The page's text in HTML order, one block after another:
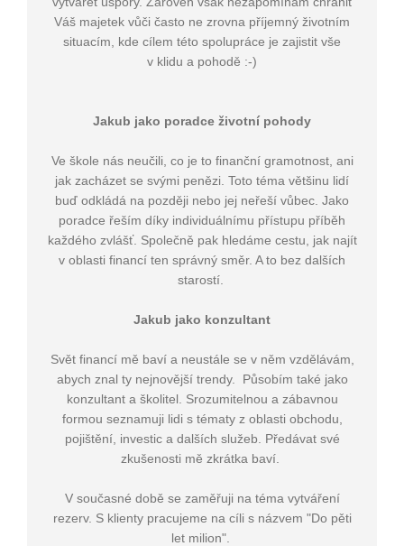
Váš majetek vůči často ne zrovna příjemný životním
situacím, kde cílem této spolupráce je zajistit vše
v klidu a pohodě :-)
Jakub jako poradce životní pohody
Ve škole nás neučili, co je to finanční gramotnost, ani
jak zacházet se svými penězi. Toto téma většinu lidí
buď odkládá na později nebo jej neřeší vůbec. Jako
poradce řeším díky individuálnímu přístupu příběh
každého zvlášť. Společně pak hledáme cestu, jak najít
v oblasti financí ten správný směr. A to bez dalších
starostí.
Jakub jako konzultant
Svět financí mě baví a neustále se v něm vzdělávám,
abych znal ty nejnovější trendy. Působím také jako
konzultant a školitel. Srozumitelnou a zábavnou
formou seznamuji lidi s tématy z oblasti obchodu,
pojištění, investic a dalších služeb. Předávat své
zkušenosti mě zkrátka baví.
V současné době se zaměřuji na téma vytváření
rezerv. S klienty pracujeme na cíli s názvem "Do pěti
let milion".